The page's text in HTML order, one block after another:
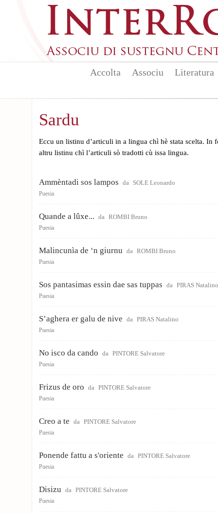
Accolta Associu Literatura
Sardu
Eccu un listinu d’articuli in a lingua chì hè stata scelta. In
altru listinu chì l’articuli sò tradotti cù issa lingua.
Ammèntadi sos lampos da SOLE Leonardo
Puesia
Quande a lûxe... da ROMBI Bruno
Puesia
Malincunìa de ‘n giurnu da ROMBI Bruno
Puesia
Sos pantasimas essin dae sas tuppas da PIRAS Natalino
Puesia
S’aghera er galu de nive da PIRAS Natalino
Puesia
No isco da cando da PINTORE Salvatore
Puesia
Frizus de oro da PINTORE Salvatore
Puesia
Creo a te da PINTORE Salvatore
Puesia
Ponende fattu a s'oriente da PINTORE Salvatore
Puesia
Disizu da PINTORE Salvatore
Puesia